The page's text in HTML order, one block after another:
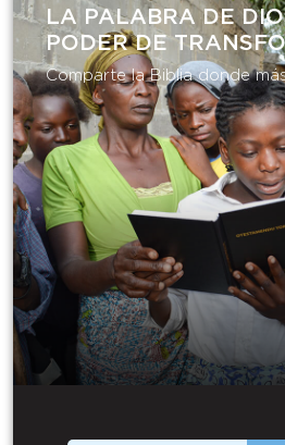
LA PALABRA DE
PODER DE
Comparte la Biblia donde